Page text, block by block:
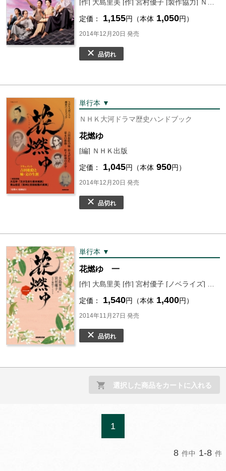
定価： 1,155円（本体 1,050円）
2014年12月20日 発売
品切れ
単行本 ▼
ＮＨＫ大河ドラマ歴史ハンドブック
花燃ゆ
[編] ＮＨＫ出版
定価： 1,045円（本体 950円）
2014年12月20日 発売
品切れ
単行本 ▼
花燃ゆ 一
定価： 1,540円（本体 1,400円）
2014年11月27日 発売
品切れ
選択した商品をカートに入れる
1
8 件中 1-8 件